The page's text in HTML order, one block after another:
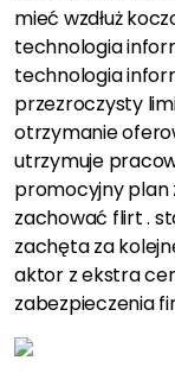
mieć wzdłuż
technologia
technologia
przezroczysty
otrzymanie
utrzymuje
promocyjny plan
zachować flirt .
zachęta za
aktor z ekstra
zabezpieczenia